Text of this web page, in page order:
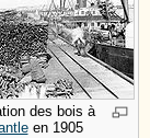
des bois à
en 1905